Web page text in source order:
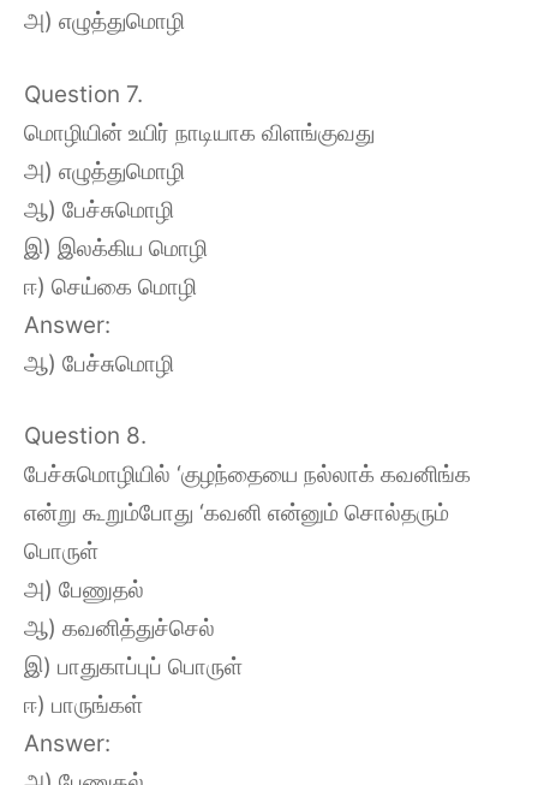
அ) எழுத்துமொழி
Question 7.
மொழியின் உயிர் நாடியாக விளங்குவது
அ) எழுத்துமொழி
ஆ) பேச்சுமொழி
இ) இலக்கிய மொழி
ஈ) செய்கை மொழி
Answer:
ஆ) பேச்சுமொழி
Question 8.
பேச்சுமொழியில் ‘குழந்தையை நல்லாக் கவனிங்க
என்று கூறும்போது ‘கவனி என்னும் சொல்தரும்
பொருள்
அ) பேணுதல்
ஆ) கவனித்துச்செல்
இ) பாதுகாப்புப் பொருள்
ஈ) பாருங்கள்
Answer: